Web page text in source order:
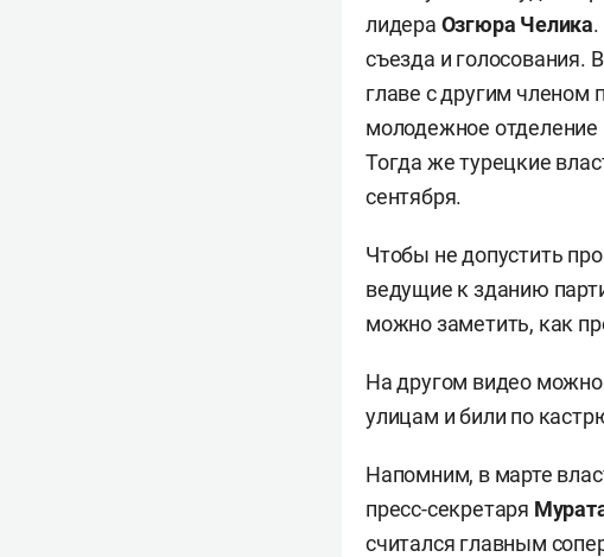
лидера Озгюра Челика
съезда и голосования.
главе с другим членом
молодежное отделение
Тогда же турецкие
сентября.
Чтобы не допустить
ведущие к зданию
можно заметить, как
На другом видео
улицам и били по
Напомним, в марте
пресс-секретаря
считался главным